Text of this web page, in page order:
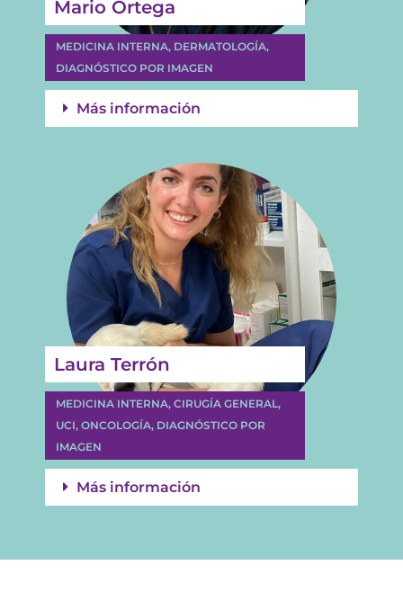
Mario Ortega
MEDICINA INTERNA, DERMATOLOGÍA,
DIAGNÓSTICO POR IMAGEN
Más información
Laura Terrón
MEDICINA INTERNA, CIRUGÍA GENERAL,
UCI, ONCOLOGÍA, DIAGNÓSTICO POR
IMAGEN
Más información